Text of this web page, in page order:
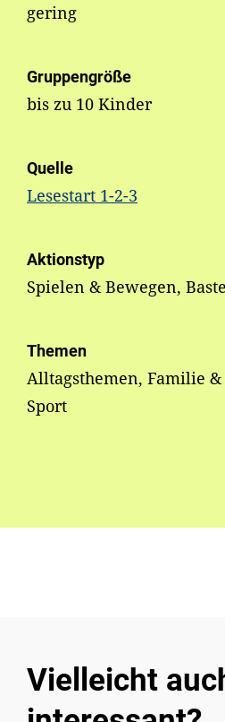
gering
Gruppengröße
bis zu 10 Kinder
Quelle
Lesestart 1-2-3
Aktionstyp
Spielen & Bewegen,
Themen
Alltagsthemen, Familie
Sport
Vielleicht